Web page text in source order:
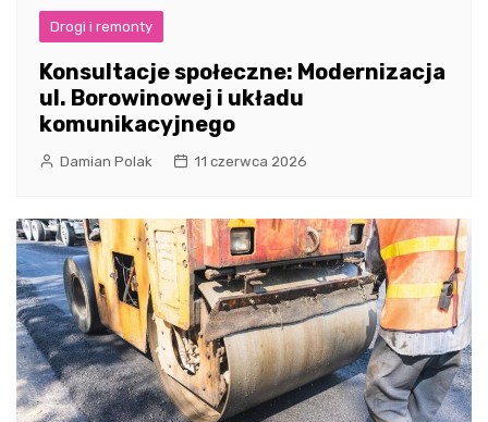
Drogi i remonty
Konsultacje społeczne: Modernizacja
ul. Borowinowej i układu
komunikacyjnego
Damian Polak 11 czerwca 2026